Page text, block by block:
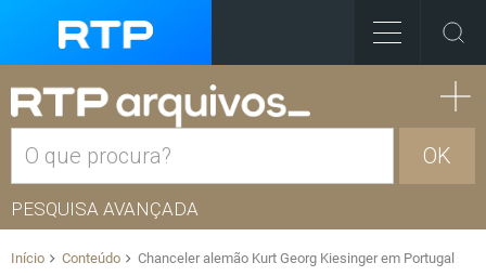
OK
PESQUISA AVANÇADA
Início Conteúdo Chanceler alemão Kurt Georg Kiesinger em Portugal